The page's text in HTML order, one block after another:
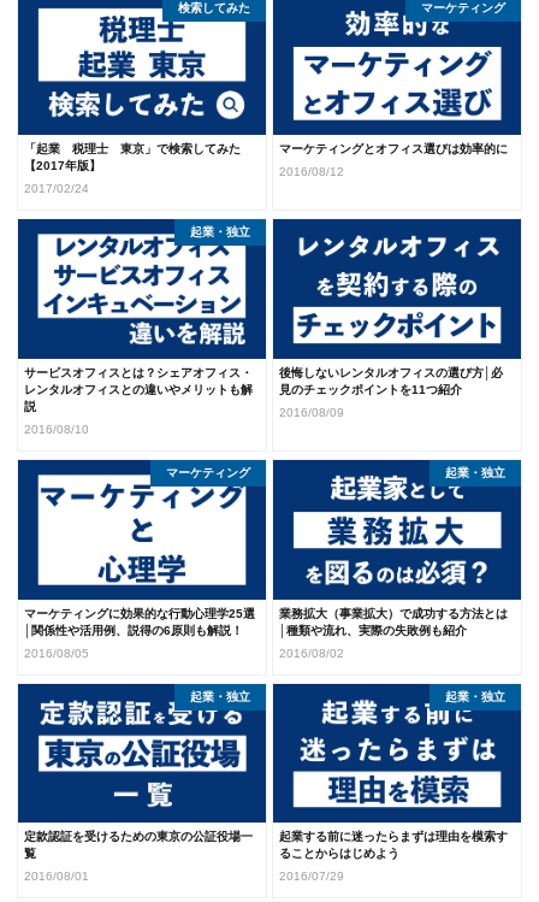
「起業 税理士 東京」で検索してみた
【2017年版】
2017/02/24
検索してみた
マーケティングとオフィス選びは効率的に
2016/08/12
マーケティング
サービスオフィスとは？シェアオフィス・
レンタルオフィスとの違いやメリットも解
説
2016/08/10
起業・独立
後悔しないレンタルオフィスの選び方│必
見のチェックポイントを11つ紹介
2016/08/09
マーケティングに効果的な行動心理学25選
│関係性や活用例、説得の6原則も解説！
2016/08/05
マーケティング
業務拡大（事業拡大）で成功する方法とは
│種類や流れ、実際の失敗例も紹介
2016/08/02
起業・独立
定款認証を受けるための東京の公証役場一
覧
2016/08/01
起業・独立
起業する前に迷ったらまずは理由を模索す
ることからはじめよう
2016/07/29
起業・独立